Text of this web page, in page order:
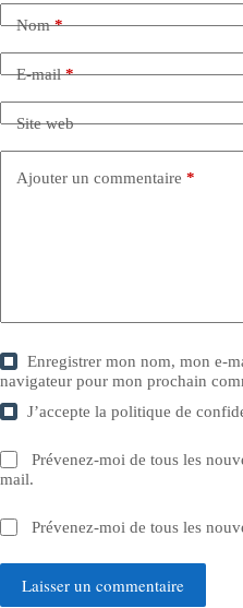
Nom*
E-mail*
Site web
Ajouter un commentaire *
Enregistrer mon nom, mon e-
navigateur pour mon prochain
J’accepte lapolitique de
Prévenez-moi de tous les
mail.
Prévenez-moi de tous les
Laisser un commentaire